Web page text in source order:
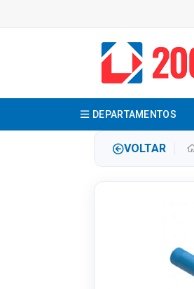
DEPARTAMENTOS
VOLTAR